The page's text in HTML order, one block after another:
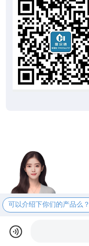
可以介绍下你们的产品么？